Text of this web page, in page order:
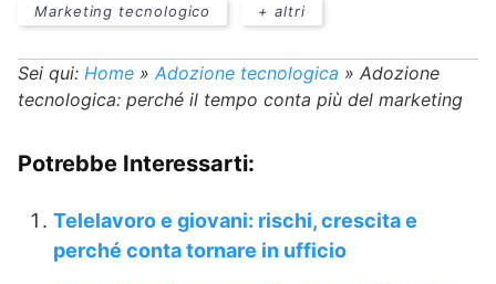
Marketing tecnologico + altri
Sei qui: Home » Adozione tecnologica » Adozione
tecnologica: perché il tempo conta più del marketing
Potrebbe Interessarti:
Telelavoro e giovani: rischi, crescita e
perché conta tornare in ufficio